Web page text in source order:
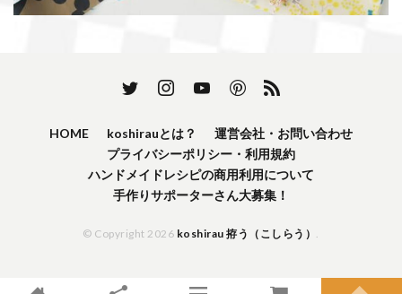
HOME koshirauとは？
運営会社・お問い合わせ
プライバシーポリシー・利用規約
ハンドメイドレシピの商用利用について
手作りサポーターさん大募集！
© Copyright 2026 koshirau 拵う（こしらう） .